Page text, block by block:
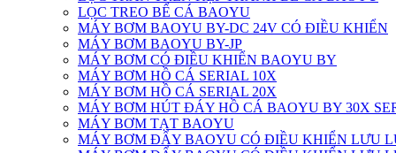
LỌC TREO BỂ CÁ BAOYU
MÁY BƠM BAOYU BY-DC 24V CÓ ĐIỀU KHIỂN
MÁY BƠM BAOYU BY-JP
MÁY BƠM CÓ ĐIỀU KHIỂN BAOYU BY
MÁY BƠM HỒ CÁ SERIAL 10X
MÁY BƠM HỒ CÁ SERIAL 20X
MÁY BƠM HÚT ĐÁY HỒ CÁ BAOYU BY 30X
MÁY BƠM TẠT BAOYU
MÁY BƠM ĐẨY BAOYU CÓ ĐIỀU KHIỂN LƯU